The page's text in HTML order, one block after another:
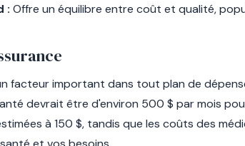
: Offre un équilibre entre coût et qualité,
facteur important dans tout plan de
devrait être d'environ 500 $ par mois
à 150 $, tandis que les coûts des